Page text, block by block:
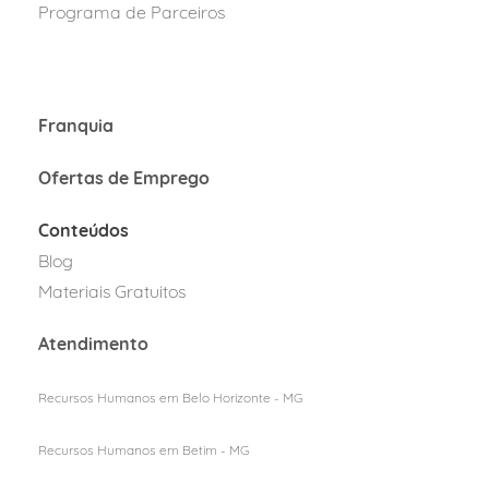
Programa de Parceiros
Franquia
Ofertas de Emprego
Conteúdos
Blog
Materiais Gratuitos
Atendimento
Recursos Humanos em Belo Horizonte - MG
Recursos Humanos em Betim - MG